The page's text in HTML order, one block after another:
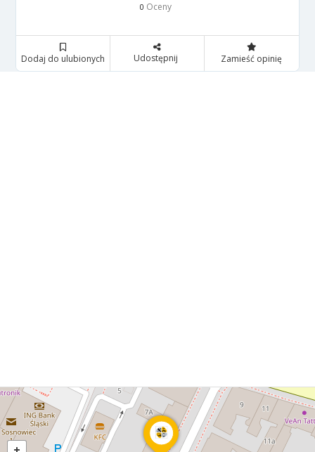
0 Oceny
Dodaj do ulubionych Udostępnij Zamieść opinię